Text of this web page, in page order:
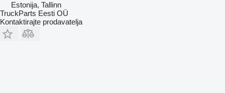
Estonija, Tallinn
TruckParts Eesti OÜ
Kontaktirajte prodavatelja